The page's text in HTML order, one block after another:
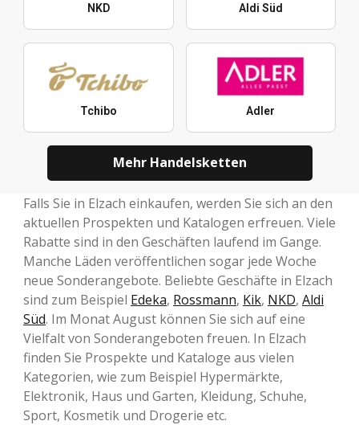
NKD Aldi Süd
Tchibo Adler
Mehr Handelsketten
Falls Sie in Elzach einkaufen, werden Sie sich an den
aktuellen Prospekten und Katalogen erfreuen. Viele
Rabatte sind in den Geschäften laufend im Gange.
Manche Läden veröffentlichen sogar jede Woche
neue Sonderangebote. Beliebte Geschäfte in Elzach
sind zum Beispiel Edeka, Rossmann, Kik, NKD, Aldi
Süd. Im Monat August können Sie sich auf eine
Vielfalt von Sonderangeboten freuen. In Elzach
finden Sie Prospekte und Kataloge aus vielen
Kategorien, wie zum Beispiel Hypermärkte,
Elektronik, Haus und Garten, Kleidung, Schuhe,
Sport, Kosmetik und Drogerie etc.